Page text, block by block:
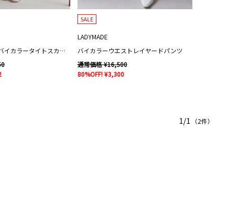
ワークポケットバイカラータイトスカート
SALE
LADYMADE
バイカラーウエストレイヤードパンツ
通常価格 ¥16,500
80%OFF! ¥3,300
1/1 （2件）